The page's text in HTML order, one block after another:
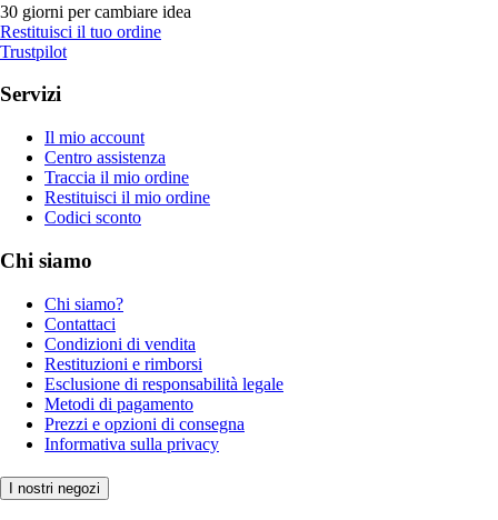
30 giorni per cambiare idea
Restituisci il tuo ordine
Trustpilot
Servizi
Il mio account
Centro assistenza
Traccia il mio ordine
Restituisci il mio ordine
Codici sconto
Chi siamo
Chi siamo?
Contattaci
Condizioni di vendita
Restituzioni e rimborsi
Esclusione di responsabilità legale
Metodi di pagamento
Prezzi e opzioni di consegna
Informativa sulla privacy
I nostri negozi